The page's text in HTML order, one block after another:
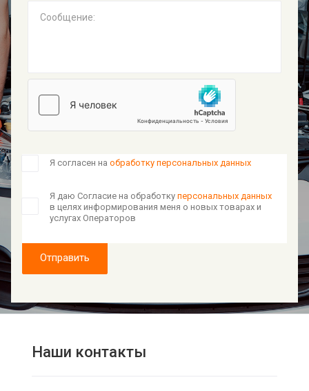
Сообщение:
Я согласен на обработку персональных данных
Я даю Согласие на обработку персональных данных
в целях информирования меня о новых товарах и
услугах Операторов
Отправить
Наши контакты